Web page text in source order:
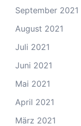
September 2021
August 2021
Juli 2021
Juni 2021
Mai 2021
April 2021
März 2021